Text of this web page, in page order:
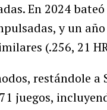
En 2024 bateó
y un
(.256, 21
restándole a
juegos,